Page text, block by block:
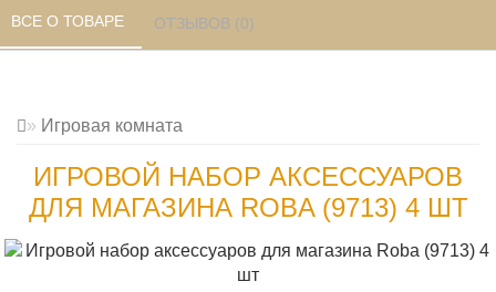
Игровая комната
ИГРОВОЙ НАБОР АКСЕССУАРОВ
ДЛЯ МАГАЗИНА ROBA (9713) 4 ШТ
ВСЕ О ТОВАРЕ ОТЗЫВОВ (0)